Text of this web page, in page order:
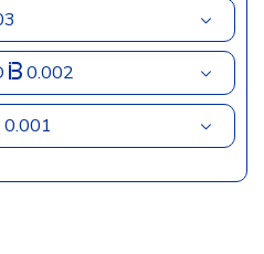
0.002
0.001